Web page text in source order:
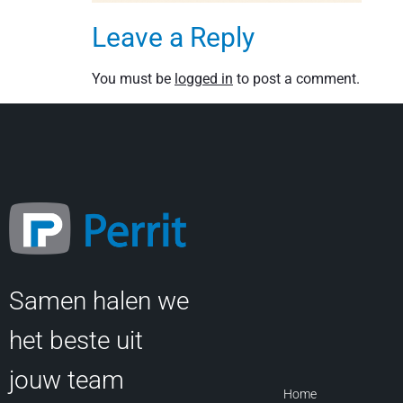
Leave a Reply
You must be logged in to post a comment.
Samen halen we
het beste uit
jouw team
Home